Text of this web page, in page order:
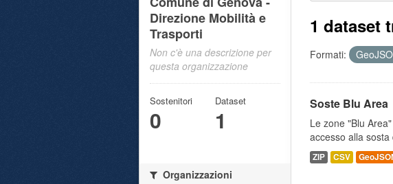
1 dataset
Formati:
Soste Blu Area
Le zone "Blu
accesso alla
ZIP CSV
Direzione Mobilità e
Trasporti
Non c'è una descrizione per
questa organizzazione
Sostenitori
0
Dataset
1
Organizzazioni